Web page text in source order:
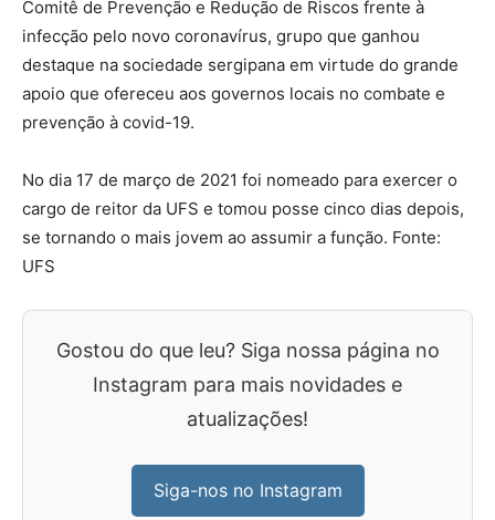
Comitê de Prevenção e Redução de Riscos frente à
infecção pelo novo coronavírus, grupo que ganhou
destaque na sociedade sergipana em virtude do grande
apoio que ofereceu aos governos locais no combate e
prevenção à covid-19.
No dia 17 de março de 2021 foi nomeado para exercer o
cargo de reitor da UFS e tomou posse cinco dias depois,
se tornando o mais jovem ao assumir a função. Fonte:
UFS
Gostou do que leu? Siga nossa página no
Instagram para mais novidades e
atualizações!
Siga-nos no Instagram